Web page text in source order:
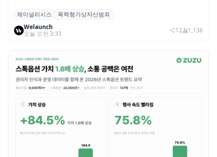
체이널리시스 “가상자산 보유자 대상 폭력
범죄 증가…상반기 탈취액 3000만 달러 돌파
체이널리시스
폭력형가상자산범죄
Welaunch
오늘 오전 3:33
12 1,136